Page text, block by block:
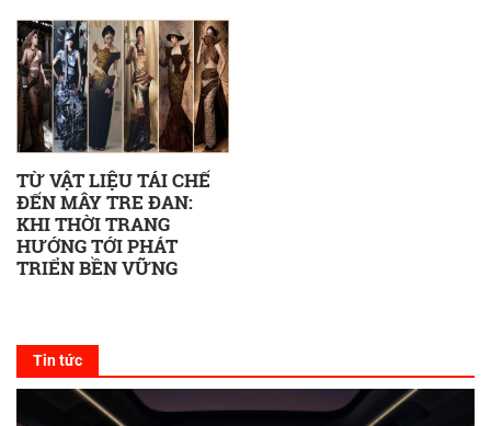
TỪ VẬT LIỆU TÁI CHẾ
ĐẾN MÂY TRE ĐAN:
KHI THỜI TRANG
HƯỚNG TỚI PHÁT
TRIỂN BỀN VỮNG
Tin tức